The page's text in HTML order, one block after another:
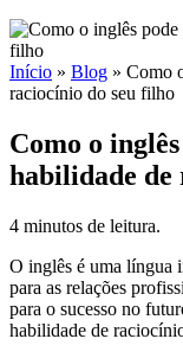
Início » Blog » Como
raciocínio do seu filho
Como o
habilidade de
4 minutos de leitura.
O inglês é uma língua
para as relações
para o sucesso no
habilidade de